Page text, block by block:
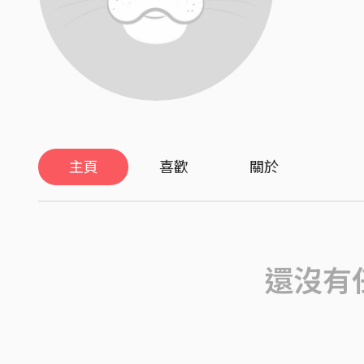
主頁 喜歡 關於
還沒有